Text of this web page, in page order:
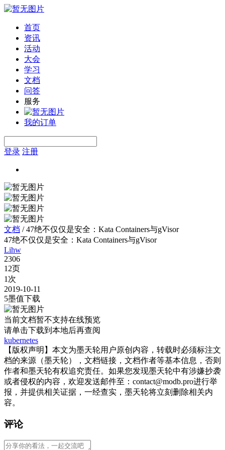
首页
资讯
活动
大会
学习
文档
问答
服务
我的订单
登录 注册
文档 /47绝不仅仅是安全：Kata Containers与gVisor
47绝不仅仅是安全：Kata Containers与gVisor
Lihw
2306
12页
1次
2019-10-11
5墨值下载
当前文档暂不支持在线预览
请单击下载到本地后再查阅
kubernetes
【版权声明】本文为墨天轮用户原创内容，转载时必须标注文
档的来源（墨天轮），文档链接，文档作者等基本信息，否则
作者和墨天轮有权追究责任。如果您发现墨天轮中有涉嫌抄袭
或者侵权的内容，欢迎发送邮件至：contact@modb.pro进行举
报，并提供相关证据，一经查实，墨天轮将立刻删除相关内
容。
评论